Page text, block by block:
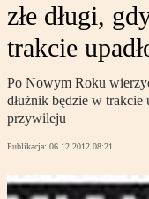
złe długi,
trakcie
Po Nowym Roku
dłużnik będzie w trakcie
przywileju
Publikacja: 06.12.2012 08:21